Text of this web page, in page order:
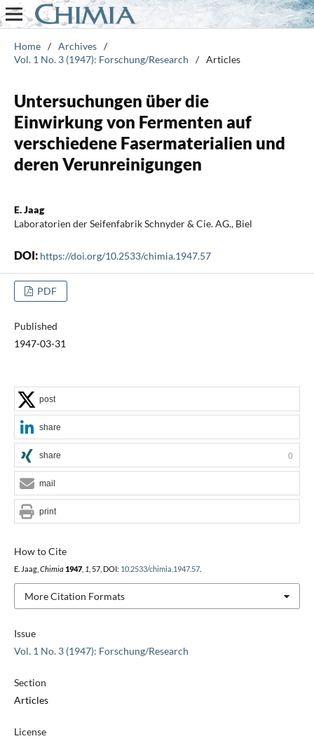
Home / Archives /
Vol. 1 No. 3 (1947): Forschung/Research
/ Articles
Untersuchungen über die
Einwirkung von Fermenten auf
verschiedene Fasermaterialien und
deren Verunreinigungen
E. Jaag
Laboratorien der Seifenfabrik Schnyder & Cie. AG., Biel
DOI: https://doi.org/10.2533/chimia.1947.57
PDF
Published
1947-03-31
Issue
Vol. 1 No. 3 (1947): Forschung/Research
Section
Articles
License
How to Cite
E. Jaag, Chimia 1947, 1 , 57, DOI: 10.2533/chimia.1947.57.
More Citation Formats
post
share
share 0
mail
print